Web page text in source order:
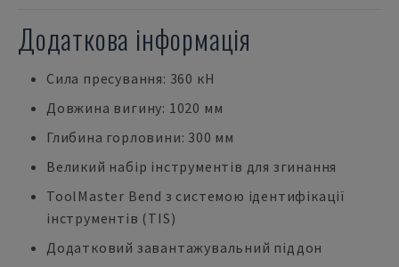
Додаткова інформація
Сила пресування: 360 кН
Довжина вигину: 1020 мм
Глибина горловини: 300 мм
Великий набір інструментів для згинання
ToolMaster Bend з системою ідентифікації
інструментів (TIS)
Додатковий завантажувальний піддон